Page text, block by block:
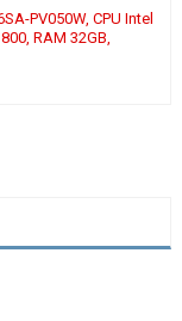
PV050W, CPU Intel
RAM 32GB,